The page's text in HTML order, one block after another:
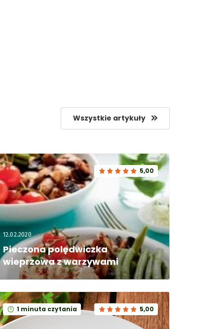
Wszystkie artykuły
12.02.2020
Pieczona polędwiczka
wieprzowa z warzywami
5,00
1 minuta czytania 5,00